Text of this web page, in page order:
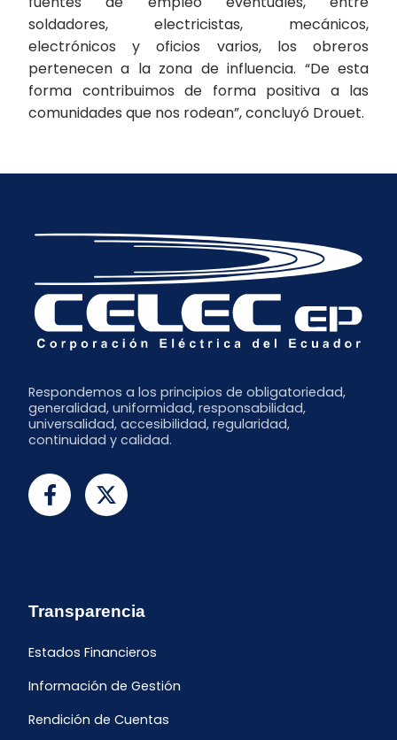
soldadores, electricistas, mecánicos,
electrónicos y oficios varios, los obreros
pertenecen a la zona de influencia. “De esta
forma contribuimos de forma positiva a las
comunidades que nos rodean”, concluyó Drouet.
Respondemos a los principios de obligatoriedad,
generalidad, uniformidad, responsabilidad,
universalidad, accesibilidad, regularidad,
continuidad y calidad.
Transparencia
Estados Financieros
Información de Gestión
Rendición de Cuentas